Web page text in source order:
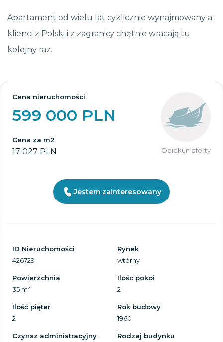
Apartament od wielu lat cyklicznie wynajmowany a
klienci z Polski i z zagranicy chętnie wracają tu
kolejny raz.
Cena nieruchomości
599 000 PLN
Cena za m2
17 027 PLN Opiekun oferty
Jestem zainteresowany
ID Nieruchomości
426729
Rynek
wtórny
Powierzchnia
35 m2
Ilośc pokoi
2
Ilość pięter
2
Rok budowy
1960
Czynsz administracyjny Rodzaj budynku